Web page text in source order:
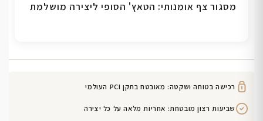
מסגור צף אומנותי: הטאץ' הסופי ליצירה מושלמת
רכישה בטוחה ושקטה: מאובטח בתקן PCI העולמי
שביעות רצון מובטחת: אחריות מלאה על כל יצירה